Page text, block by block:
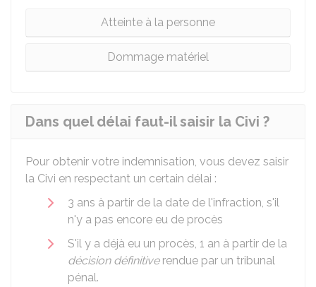
Atteinte à la personne
Dommage matériel
Dans quel délai faut-il saisir la Civi ?
Pour obtenir votre indemnisation, vous devez saisir
la Civi en respectant un certain délai :
3 ans à partir de la date de l'infraction, s'il
n'y a pas encore eu de procès
S'il y a déjà eu un procès, 1 an à partir de la
décision définitiverendue par un tribunal
pénal.